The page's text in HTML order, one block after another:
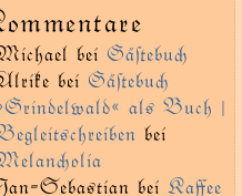
bei Gäﬅebu
bei Gäﬅebu
als Buch |
bei
Sebastian bei Kaﬀee